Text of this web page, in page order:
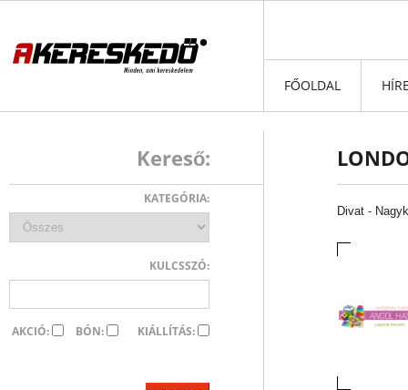
FŐOLDAL
Divat -
Kereső:
KATEGÓRIA:
KULCSSZÓ:
AKCIÓ: BÓN: KIÁLLÍTÁS: